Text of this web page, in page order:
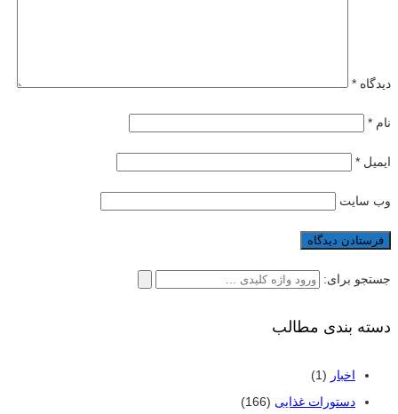
دیدگاه *
نام *
ایمیل *
وب‌ سایت
جستجو برای:
دسته بندی مطالب
اخبار (1)
دستورات غذایی (166)